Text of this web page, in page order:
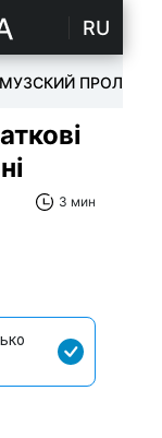
RU
ПРОЛИВ
3 мин